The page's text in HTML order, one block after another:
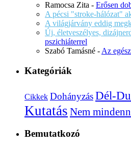
Ramocsa Zita - Erősen
A pécsi "stroke-hálózat"
A világjárvány eddig
Új, életveszélyes,
pszichiáterrel
Szabó Tamásné - Az
Kategóriák
Cikkek DohányzásDél-
Kutatás Nem
Bemutatkozó